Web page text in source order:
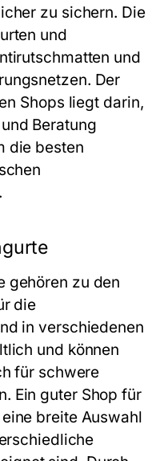
zu sichern. Die
und
und
Der
Shops liegt darin,
Beratung
die besten
gehören zu den
die
in verschiedenen
und können
für schwere
Ein guter Shop für
breite Auswahl